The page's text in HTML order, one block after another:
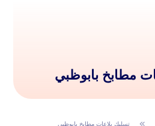
مطابخ بابوظبي
تسليك بلاعات مطابخ بابوظبي